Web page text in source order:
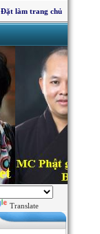
Đặt làm trang chủ
Translate